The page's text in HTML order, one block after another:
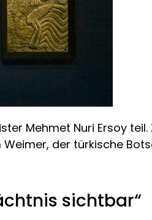
Mehmet Nuri Ersoy
der türkische
sichtbar“